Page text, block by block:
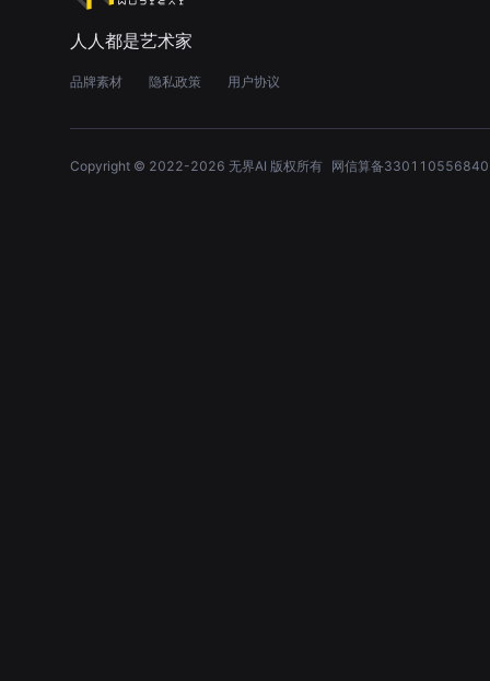
人人都是艺术家
品牌素材 隐私政策 用户协议
Copyright © 2022-2026 无界AI 版权所有 网信算备